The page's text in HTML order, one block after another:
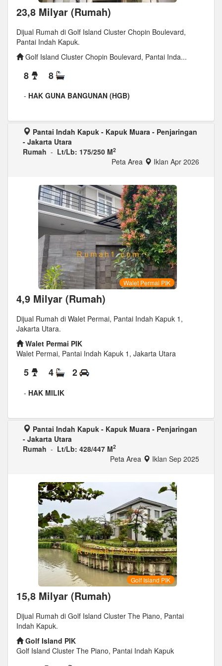
23,8 Milyar (Rumah)
Dijual Rumah di Golf Island Cluster Chopin Boulevard,
Pantai Indah Kapuk.
Golf Island Cluster Chopin Boulevard, Pantai Inda...
8 8
- HAK GUNA BANGUNAN (HGB)
Pantai Indah Kapuk - Kapuk Muara - Penjaringan
- Jakarta Utara
Rumah - Lt/Lb: 175/250 M2
Peta Area Iklan Apr 2026
Walet Permai PIK
4,9 Milyar (Rumah)
Dijual Rumah di Walet Permai, Pantai Indah Kapuk 1,
Jakarta Utara.
Walet Permai PIK
Walet Permai, Pantai Indah Kapuk 1, Jakarta Utara
5 4 2
- HAK MILIK
Pantai Indah Kapuk - Kapuk Muara - Penjaringan
- Jakarta Utara
Rumah - Lt/Lb: 428/447 M2
Peta Area Iklan Sep 2025
Golf Island PIK
15,8 Milyar (Rumah)
Dijual Rumah di Golf Island Cluster The Piano, Pantai
Indah Kapuk.
Golf Island PIK
Golf Island Cluster The Piano, Pantai Indah Kapuk